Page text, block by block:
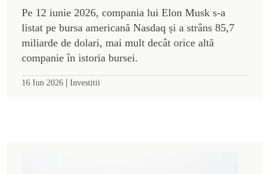
Pe 12 iunie 2026, compania lui Elon Musk s-a
listat pe bursa americană Nasdaq și a strâns 85,7
miliarde de dolari, mai mult decât orice altă
companie în istoria bursei.
16 Iun 2026 | Investitii